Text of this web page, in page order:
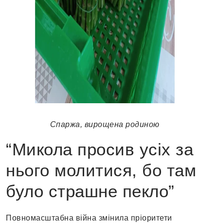
Спаржа, вирощена родиною
“Микола просив усіх за
нього молитися, бо там
було страшне пекло”
Повномасштабна війна змінила пріоритети